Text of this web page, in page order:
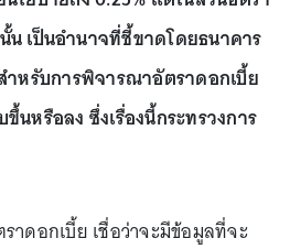
น เป็นอำนาจที่ชี้ขาดโดยธนาคาร
ำหรับการพิจารณาอัตราดอกเบี้ย
นหรือลง ซึ่งเรื่องนี้กระทรวงการ
าดอกเบี้ย เชื่อว่าจะมีข้อมูลที่จะ